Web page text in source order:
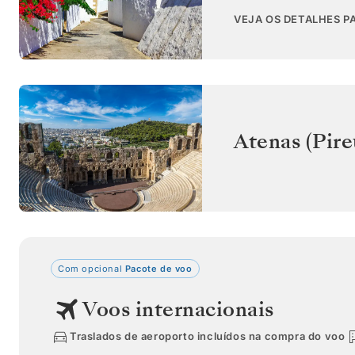
VEJA OS DETALHES
Atenas
Com opcional Pacote de voo
Voos internacionais
Traslados de aeroporto incluídos na compra do voo